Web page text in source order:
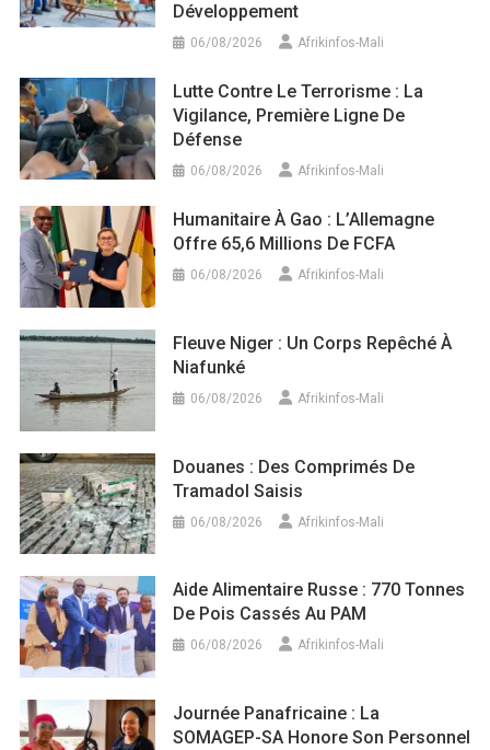
Développement
06/08/2026 Afrikinfos-Mali
Lutte Contre Le Terrorisme : La
Vigilance, Première Ligne De
Défense
06/08/2026 Afrikinfos-Mali
Humanitaire À Gao : L’Allemagne
Offre 65,6 Millions De FCFA
06/08/2026 Afrikinfos-Mali
Fleuve Niger : Un Corps Repêché À
Niafunké
06/08/2026 Afrikinfos-Mali
Douanes : Des Comprimés De
Tramadol Saisis
06/08/2026 Afrikinfos-Mali
Aide Alimentaire Russe : 770 Tonnes
De Pois Cassés Au PAM
06/08/2026 Afrikinfos-Mali
Journée Panafricaine : La
SOMAGEP-SA Honore Son Personnel